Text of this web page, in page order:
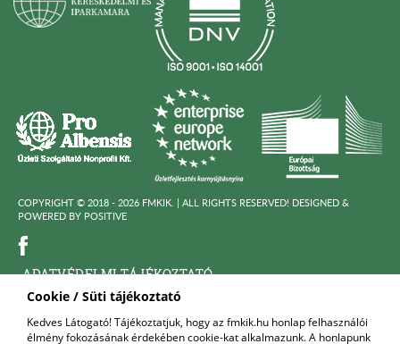
Cookie / Süti tájékoztató
Kedves Látogató! Tájékoztatjuk, hogy az fmkik.hu honlap felhasználói
élmény fokozásának érdekében cookie-kat alkalmazunk. A honlapunk
COPYRIGHT © 2018 - 2026 FMKIK. | ALL RIGHTS RESERVED! DESIGNED &
POWERED BY POSITIVE
ADATVÉDELMI TÁJÉKOZTATÓ